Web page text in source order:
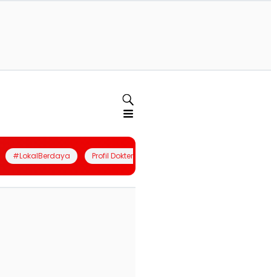
#LokalBerdaya Profil Dokter